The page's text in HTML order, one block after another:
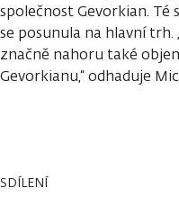
společnost Gevorkian. Té
se posunula na hlavní trh.
značně nahoru také
Gevorkianu,“ odhaduje
SDÍLENÍ